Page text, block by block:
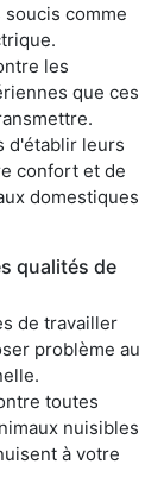
comme
les
que ces
d'établir leurs
confort et de
domestiques
qualités de
de travailler
problème au
toutes
nuisibles
à votre